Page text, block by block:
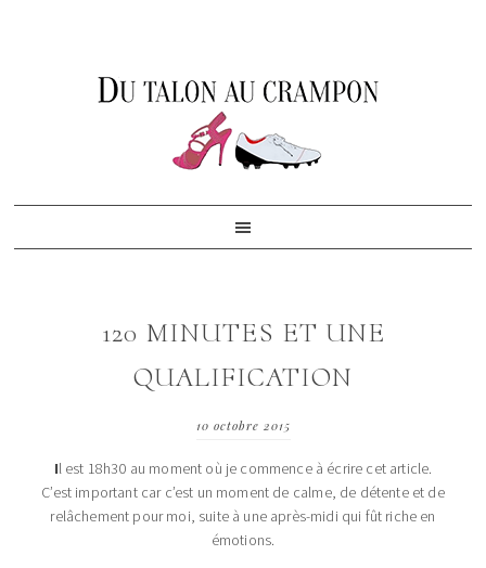
120 MINUTES ET UNE
QUALIFICATION
10 octobre 2015
Il est 18h30 au moment où je commence à écrire cet article.
C’est important car c’est un moment de calme, de détente et de
relâchement pour moi, suite à une après-midi qui fût riche en
émotions.